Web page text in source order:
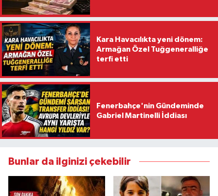
Kara Havacılıkta yeni dönem:
Armağan Özel Tuğgeneralliğe
terfi etti
Fenerbahçe'nin Gündeminde
Gabriel Martinelli İddiası
Bunlar da ilginizi çekebilir